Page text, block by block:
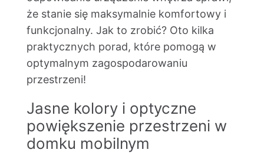
że stanie się maksymalnie komfortowy i
funkcjonalny. Jak to zrobić? Oto kilka
praktycznych porad, które pomogą w
optymalnym zagospodarowaniu
przestrzeni!
Jasne kolory i optyczne
powiększenie przestrzeni w
domku mobilnym